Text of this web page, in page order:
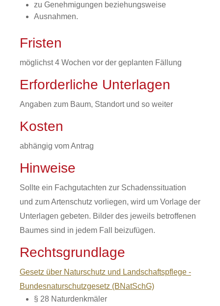
zu Genehmigungen beziehungsweise
Ausnahmen.
Fristen
möglichst 4 Wochen vor der geplanten Fällung
Erforderliche Unterlagen
Angaben zum Baum, Standort und so weiter
Kosten
abhängig vom Antrag
Hinweise
Sollte ein Fachgutachten zur Schadenssituation
und zum Artenschutz vorliegen, wird um Vorlage der
Unterlagen gebeten. Bilder des jeweils betroffenen
Baumes sind in jedem Fall beizufügen.
Rechtsgrundlage
Gesetz über Naturschutz und Landschaftspflege -
Bundesnaturschutzgesetz (BNatSchG)
§ 28 Naturdenkmäler